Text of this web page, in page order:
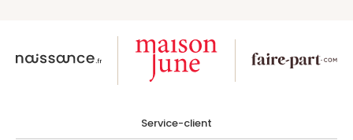
Service-client